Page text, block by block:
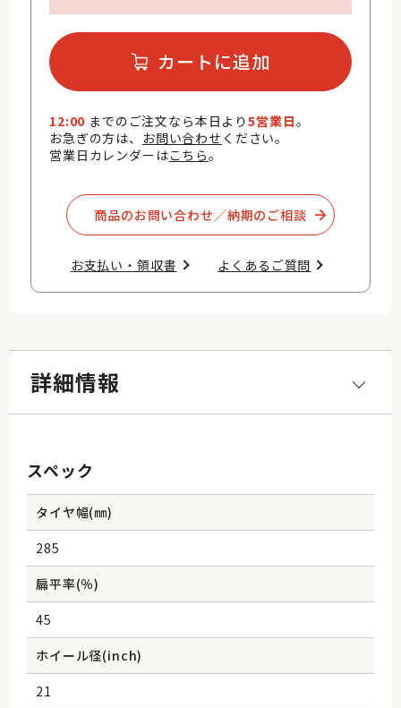
カートに追加
12:00 までのご注文なら本日より5営業日。
お急ぎの方は、 お問い合わせ ください。
営業日カレンダーはこちら。
商品のお問い合わせ／納期のご相談​
お支払い・領収書​ よくあるご質問​
詳細情報
スペック
タイヤ幅(㎜)
285
扁平率(％)
45
ホイール径(inch)
21